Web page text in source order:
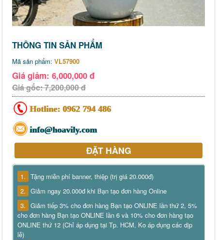
THÔNG TIN SẢN PHẨM
Mã sản phẩm: VL57900
Giá giảm: 6,000,000 đ
Giá gốc: 7,200,000 đ
Hotline: 0962 794 486
info@hoavily.com
ĐẶT HÀNG
1. Tặng miễn phí banner, thiệp (trị giá 20.000đ)
2. Giảm ngay 20.000đ khi Bạn tạo đơn hàng Online
3. Giảm tiếp 3% cho đơn hàng Bạn tạo ONLINE lần thứ 2, 5%
cho đơn hàng Bạn tạo ONLINE lần 6 và 10% cho đơn hàng tạo
ONLINE thứ 12 (Chỉ áp dụng tại Tp. HCM, Ko áp dụng các dịp
lễ)